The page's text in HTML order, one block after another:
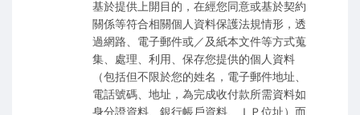
基於提供上開目的，在經您同意或基於契約
關係等符合相關個人資料保護法規情形，透
過網路、電子郵件或／及紙本文件等方式蒐
集、處理、利用、保存您提供的個人資料
（包括但不限於您的姓名，電子郵件地址、
電話號碼、地址，為完成收付款所需資料如
身分證資料、銀行帳戶資料、ＩＰ位址）而